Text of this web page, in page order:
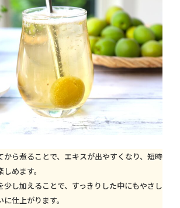
から煮ることで、エキスが出やすくなり、短時
めます。
少し加えることで、すっきりした中にもやさし
仕上がります。